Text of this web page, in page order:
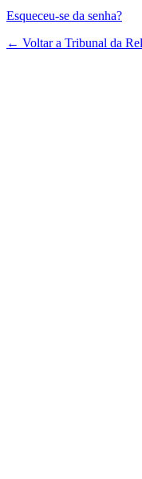
Esqueceu-se da senha?
← Voltar a Tribunal da